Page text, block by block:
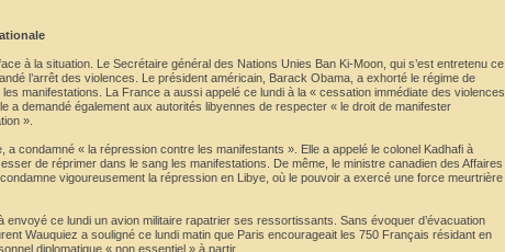
à la situation. Le Secrétaire général des Nations Unies Ban Ki-Moon, qui s’est entretenu ce
l’arrêt des violences. Le président américain, Barack Obama, a exhorté le régime de
manifestations. La France a aussi appelé ce lundi à la « cessation immédiate des violences
a demandé également aux autorités libyennes de respecter « le droit de manifester
».
a condamné « la répression contre les manifestants ». Elle a appelé le colonel Kadhafi à
de réprimer dans le sang les manifestations. De même, le ministre canadien des Affaires
vigoureusement la répression en Libye, où le pouvoir a exercé une force meurtrière
envoyé ce lundi un avion militaire rapatrier ses ressortissants. Sans évoquer d’évacuation
Wauquiez a souligné ce lundi matin que Paris encourageait les 750 Français résidant en
diplomatique « non essentiel » à partir.